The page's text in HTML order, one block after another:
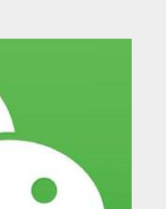
诚信网站